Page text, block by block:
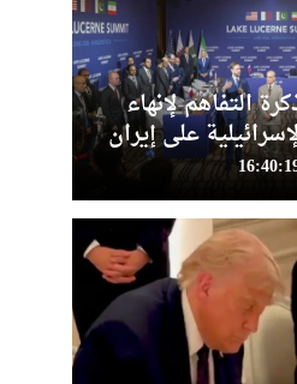
التفاهم لإنهاء
على إيران